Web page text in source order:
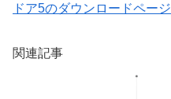
ドア5のダウンロードページ
関連記事